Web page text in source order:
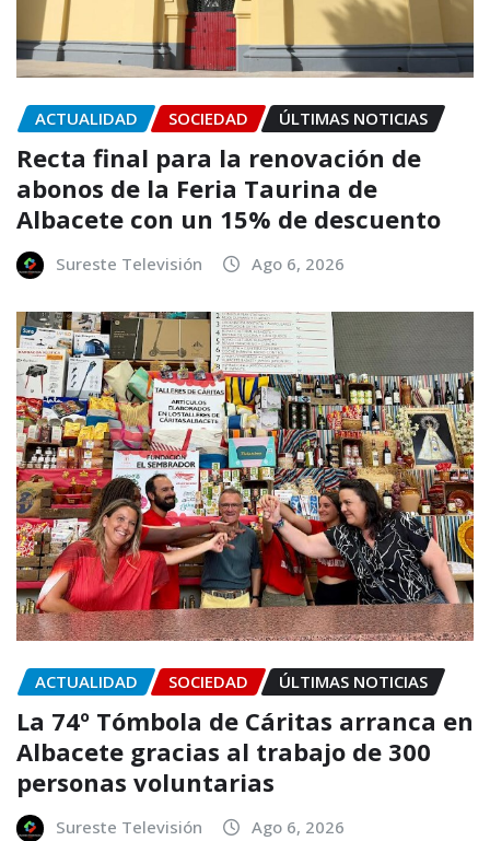
ACTUALIDAD SOCIEDAD ÚLTIMAS NOTICIAS
Recta final para la renovación de
abonos de la Feria Taurina de
Albacete con un 15% de descuento
Sureste Televisión Ago 6, 2026
ACTUALIDAD SOCIEDAD ÚLTIMAS NOTICIAS
La 74º Tómbola de Cáritas arranca en
Albacete gracias al trabajo de 300
personas voluntarias
Sureste Televisión Ago 6, 2026